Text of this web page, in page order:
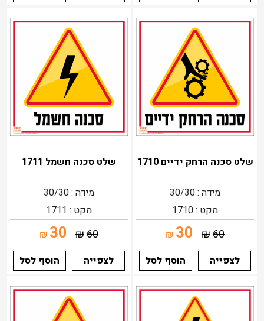
שלט סכנה הרחק ידיים 1710
מידה : 30/30
מקט : 1710
60
₪
30
₪
לצפייה
הוסף לסל
שלט סכנה חשמל 1711
מידה : 30/30
מקט : 1711
60
₪
30
₪
לצפייה
הוסף לסל